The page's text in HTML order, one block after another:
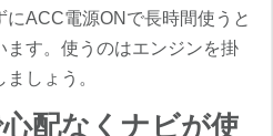
にACC電源ONで長時間使うと
す。使うのはエンジンを掛
しょう。
配なくナビが使